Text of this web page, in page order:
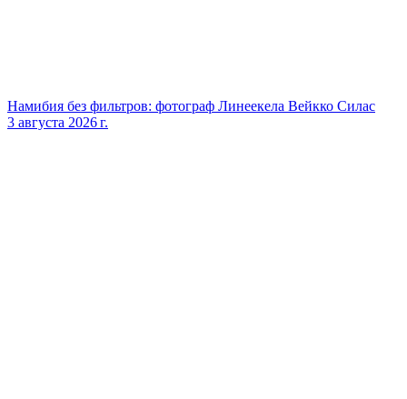
Намибия без фильтров: фотограф Линеекела Вейкко Силас
3 августа 2026 г.